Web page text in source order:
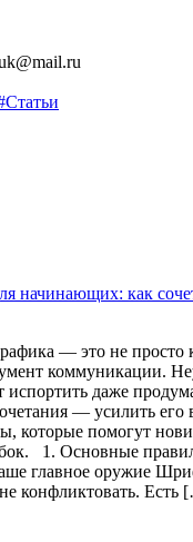
начинающих: как
— это не просто
коммуникации.
даже
— усилить его
которые помогут
1. Основные
главное оружие
конфликтовать. Есть